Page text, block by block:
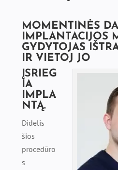
MOMENTINĖS
IMPLANTACIJOS
GYDYTOJAS
IR VIETOJ JO
ĮSRIEG
IA
IMPLA
NTĄ.
Didelis
šios
procedūro
s